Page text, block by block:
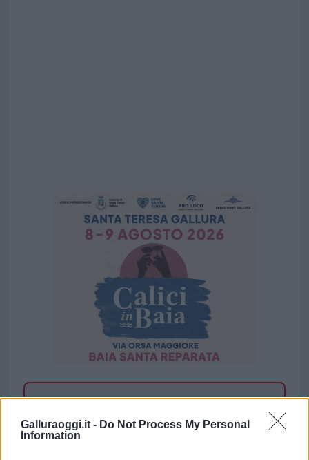
Galluraoggi.it - Do Not Process My Personal
Information
Vuoi rimuovere le pubblicità nazionali?
Puoi abbonarti a